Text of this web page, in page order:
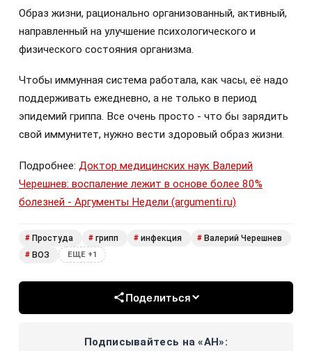
Образ жизни, рационально организованный, активный,
направленный на улучшение психологического и
физического состояния организма.
Чтобы иммунная система работала, как часы, её надо
поддерживать ежедневно, а не только в период
эпидемий гриппа. Все очень просто - что бы зарядить
свой иммунитет, нужно вести здоровый образ жизни.
Подробнее: Доктор медицинских наук Валерий
Черешнев: воспаление лежит в основе более 80%
болезней - Аргументы Недели (argumenti.ru)
# Простуда # грипп # инфекция # Валерий Черешнев
# ВОЗ ЕЩЕ +1
Поделиться
Подписывайтесь на «АН»: